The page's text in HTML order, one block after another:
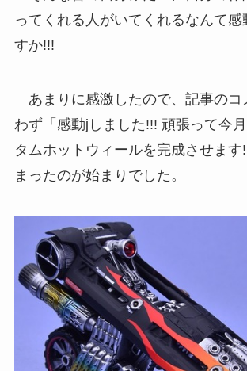
ってくれる人がいてくれるなんて
すか!!!
あまりに感激したので、記事のコ
わず「感動jしました!!! 頑張って今
タムホットウィールを完成させます
まったのが始まりでした。